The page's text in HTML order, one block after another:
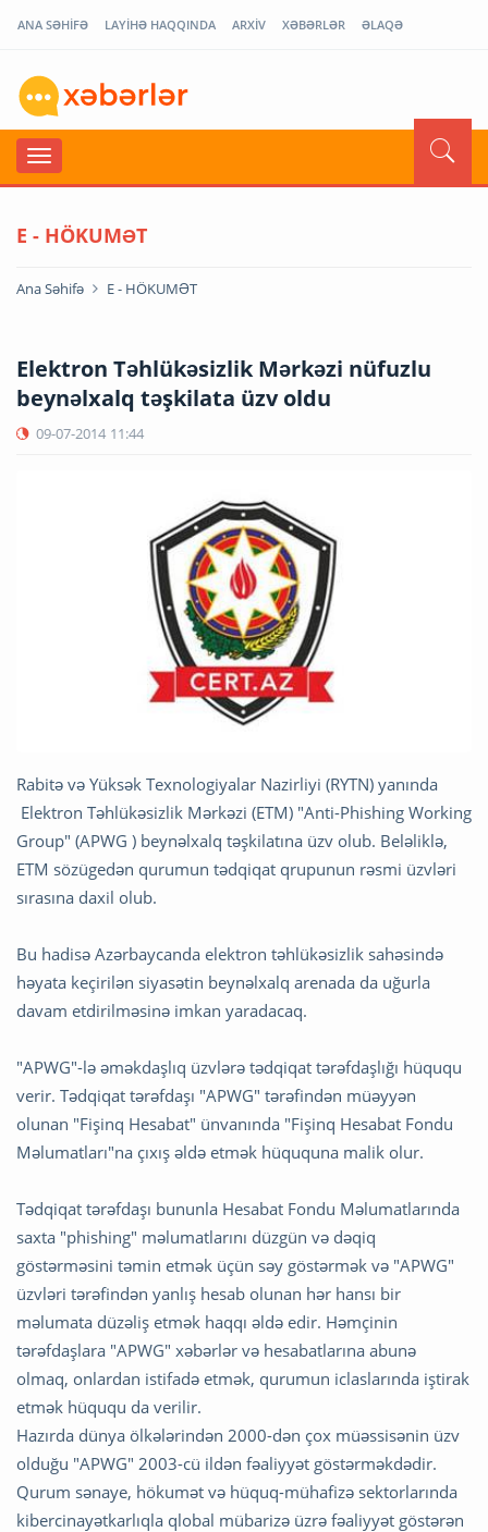
ANA SƏHİFƏ LAYİHƏ HAQQINDA ARXİV XƏBƏRLƏR ƏLAQƏ
E - HÖKUMƏT
Ana Səhifə E - HÖKUMƏT
Elektron Təhlükəsizlik Mərkəzi nüfuzlu
beynəlxalq təşkilata üzv oldu
09-07-2014 11:44
Rabitə və Yüksək Texnologiyalar Nazirliyi (RYTN) yanında
Elektron Təhlükəsizlik Mərkəzi (ETM) "Anti-Phishing Working
Group" (APWG ) beynəlxalq təşkilatına üzv olub. Beləliklə,
ETM sözügedən qurumun tədqiqat qrupunun rəsmi üzvləri
sırasına daxil olub.
Bu hadisə Azərbaycanda elektron təhlükəsizlik sahəsində
həyata keçirilən siyasətin beynəlxalq arenada da uğurla
davam etdirilməsinə imkan yaradacaq.
"APWG"-lə əməkdaşlıq üzvlərə tədqiqat tərəfdaşlığı hüququ
verir. Tədqiqat tərəfdaşı "APWG" tərəfindən müəyyən
olunan "Fişinq Hesabat" ünvanında "Fişinq Hesabat Fondu
Məlumatları"na çıxış əldə etmək hüququna malik olur.
Tədqiqat tərəfdaşı bununla Hesabat Fondu Məlumatlarında
saxta "phishing" məlumatlarını düzgün və dəqiq
göstərməsini təmin etmək üçün səy göstərmək və "APWG"
üzvləri tərəfindən yanlış hesab olunan hər hansı bir
məlumata düzəliş etmək haqqı əldə edir. Həmçinin
tərəfdaşlara "APWG" xəbərlər və hesabatlarına abunə
olmaq, onlardan istifadə etmək, qurumun iclaslarında iştirak
etmək hüququ da verilir.
Hazırda dünya ölkələrindən 2000-dən çox müəssisənin üzv
olduğu "APWG" 2003-cü ildən fəaliyyət göstərməkdədir.
Qurum sənaye, hökumət və hüquq-mühafizə sektorlarında
kibercinayətkarlıqla qlobal mübarizə üzrə fəaliyyət göstərən